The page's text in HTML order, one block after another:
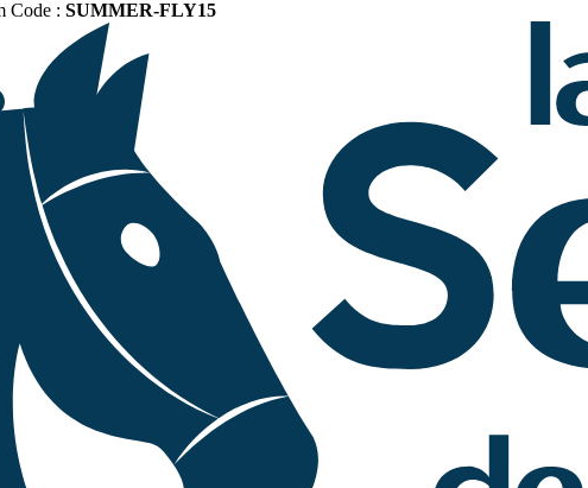
Code : SUMMER-FLY15